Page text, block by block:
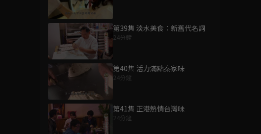
第39集 淡水美食：新舊代名詞
24分鐘
第40集 活力滿點秦家味
24分鐘
第41集 正港熱情台灣味
24分鐘